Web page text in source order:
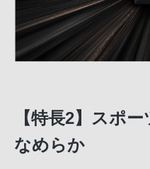
【特長2】スポ
なめらか